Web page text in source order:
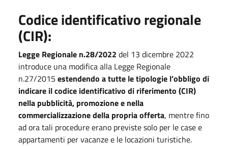
Codice identificativo regionale
(CIR):
Legge Regionale n.28/2022 del 13 dicembre 2022
introduce una modifica alla Legge Regionale
n.27/2015 estendendo a tutte le tipologie l’obbligo di
indicare il codice identificativo di riferimento (CIR)
nella pubblicità, promozione e nella
commercializzazione della propria offerta, mentre fino
ad ora tali procedure erano previste solo per le case e
appartamenti per vacanze e le locazioni turistiche.